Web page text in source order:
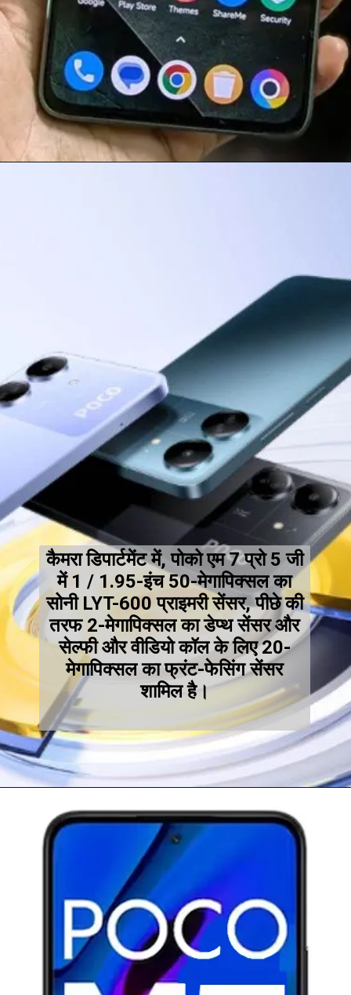
कैमरा डिपार्टमेंट में, पोको एम 7 प्रो 5 जी
में 1 / 1.95-इंच 50-मेगापिक्सल का
सोनी LYT-600 प्राइमरी सेंसर, पीछे की
तरफ 2-मेगापिक्सल का डेप्थ सेंसर और
सेल्फी और वीडियो कॉल के लिए 20-
मेगापिक्सल का फ्रंट-फेसिंग सेंसर
शामिल है।